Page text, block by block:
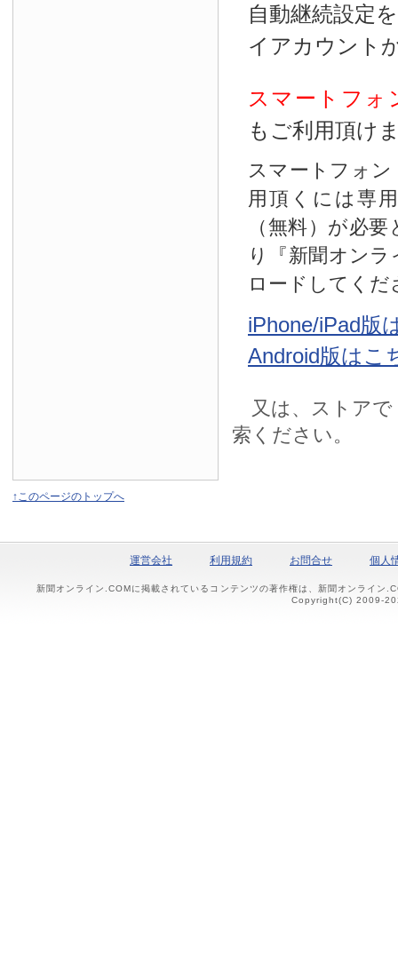
自動継続設定
イアカウント
スマートフォ
もご利用頂け
スマートフォ
用頂くには専
（無料）が必
り『新聞オン
ロードしてくだ
iPhone/iPad版
Android版はこ
又は、ストアで
索ください。
↑このページのトップへ
運営会社 利用規約 お問合せ 個人
新聞オンライン.COMに掲載されているコンテンツの著作権は、新聞オンライン
Copyright(C) 2009-